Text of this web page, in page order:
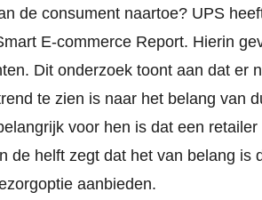
de consument naartoe? UPS
E-commerce Report. Hierin
Dit onderzoek toont aan dat er
te zien is naar het belang van
voor hen is dat een
de helft zegt dat het van belang is
aanbieden.